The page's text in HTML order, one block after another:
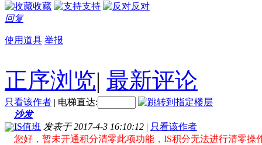
收藏
支持
反对
回复
使用道具 举报
正序浏览| 最新评论
只看该作者 | 电梯直达:
沙发
IS值班 发表于 2017-4-3 16:10:12 | 只看该作者
您好，暂未开通积分清零此项功能，IS积分无法进行清零操